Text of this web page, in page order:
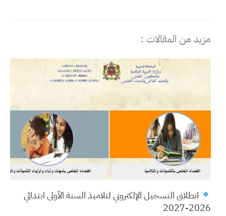
مزيد من المقالات :
انطلاق التسجيل الإلكتروني لتلاميذ السنة الأولى ابتدائي
2026-2027